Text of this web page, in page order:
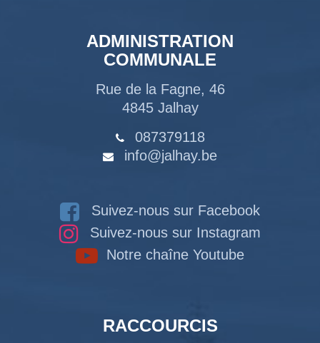
ADMINISTRATION
COMMUNALE
Rue de la Fagne, 46
4845 Jalhay
087379118
info@jalhay.be
Suivez-nous sur Facebook
Suivez-nous sur Instagram
Notre chaîne Youtube
RACCOURCIS